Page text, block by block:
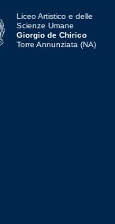
Liceo Artistico e delle
Scienze Umane
Giorgio de Chirico
Torre Annunziata (NA)